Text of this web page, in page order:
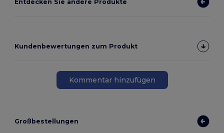
Entdecken Sie andere Produkte
Kundenbewertungen zum Produkt
Kommentar hinzufügen
Großbestellungen